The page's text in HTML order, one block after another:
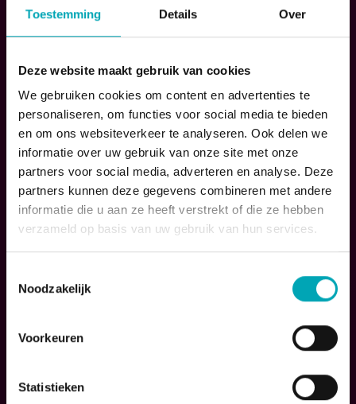
Toestemming Details Over
Deze website maakt gebruik van cookies
We gebruiken cookies om content en advertenties te
personaliseren, om functies voor social media te bieden
en om ons websiteverkeer te analyseren. Ook delen we
informatie over uw gebruik van onze site met onze
partners voor social media, adverteren en analyse. Deze
partners kunnen deze gegevens combineren met andere
informatie die u aan ze heeft verstrekt of die ze hebben
verzameld op basis van uw gebruik van hun services.
Noodzakelijk
Voorkeuren
Statistieken
Number of your last invoice*
Your Email *
Phone number *